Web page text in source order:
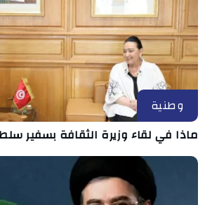
وطنية
ماذا في لقاء وزيرة الثقافة بسفير